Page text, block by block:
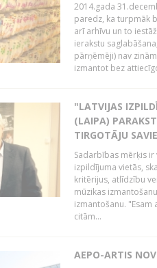
2014.gada
paredz, ka turpmāk
arī arhīvu un to
ierakstu
pārņēmēji) nav
izmantot bez
"LATVIJAS
(LAIPA)
TIRGOTĀJU
Sadarbības mērķis
izpildījuma vietās,
kritērijus, atlīdzību
mūzikas
izmantošanu.
citām...
AEPO-ARTIS